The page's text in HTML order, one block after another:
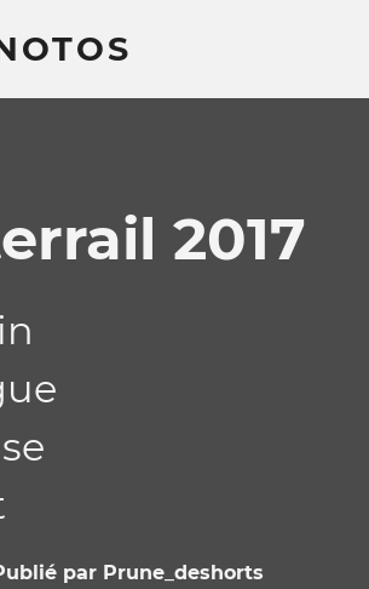
2017
par Prune_deshorts